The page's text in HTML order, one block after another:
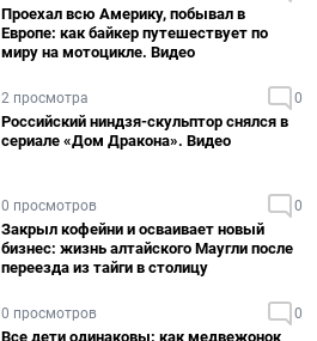
Проехал всю Америку, побывал в
Европе: как байкер путешествует по
миру на мотоцикле. Видео
2 просмотра 0
Российский ниндзя-скульптор снялся в
сериале «Дом Дракона». Видео
0 просмотров 0
Закрыл кофейни и осваивает новый
бизнес: жизнь алтайского Маугли после
переезда из тайги в столицу
0 просмотров 0
Все дети одинаковы: как медвежонок